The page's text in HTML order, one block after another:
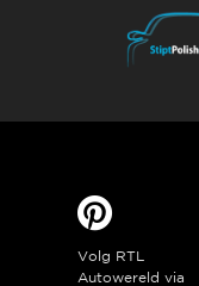
Volg RTL
Autowereld via